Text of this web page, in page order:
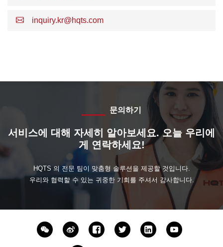
inquiry.kr@hqts.com
문의하기
서비스에 대해 자세히 알아보세요. 오늘 우리에
게 연락하세요!
HQTS 의 전문 팀이 맞춤형 솔루션을 제공할 것입니다.
우리와 협력할 수 있는 귀중한 기회를 주셔서 감사합니다.